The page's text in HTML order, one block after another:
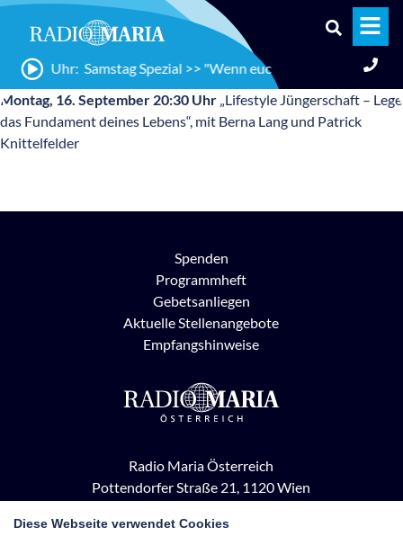
20:30 Uhr: Samstag Spezial >> "Wenn euch also der Sohn
Montag, 16. September 20:30 Uhr „Lifestyle Jüngerschaft – Lege
das Fundament deines Lebens“, mit Berna Lang und Patrick
Knittelfelder
Spenden
Programmheft
Gebetsanliegen
Aktuelle Stellenangebote
Empfangshinweise
Radio Maria Österreich
Pottendorfer Straße 21, 1120 Wien
kontakt@radiomaria.at
Diese Webseite verwendet Cookies